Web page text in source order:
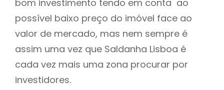
bom investimento tendo em conta ao
possível baixo preço do imóvel face ao
valor de mercado, mas nem sempre é
assim uma vez que Saldanha Lisboa é
cada vez mais uma zona procurar por
investidores.